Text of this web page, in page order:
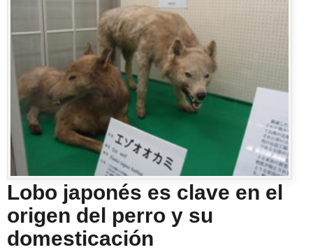
Lobo japonés es clave en el
origen del perro y su
domesticación